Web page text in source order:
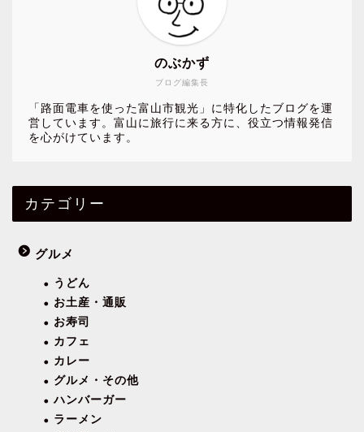
ブログ編集長
のぶかず
「路面電車を使った富山市観光」に特化したブログを運
営しています。富山に旅行に来る方に、役立つ情報発信
を心がけています。
カテゴリー
グルメ
うどん
お土産・通販
お寿司
カフェ
カレー
グルメ・その他
ハンバーガー
ラーメン